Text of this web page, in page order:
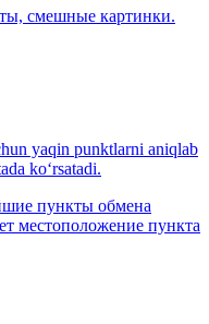
смешные картинки.
yaqin punktlarni aniqlab
ko‘rsatadi.
пункты обмена
местоположение пункта